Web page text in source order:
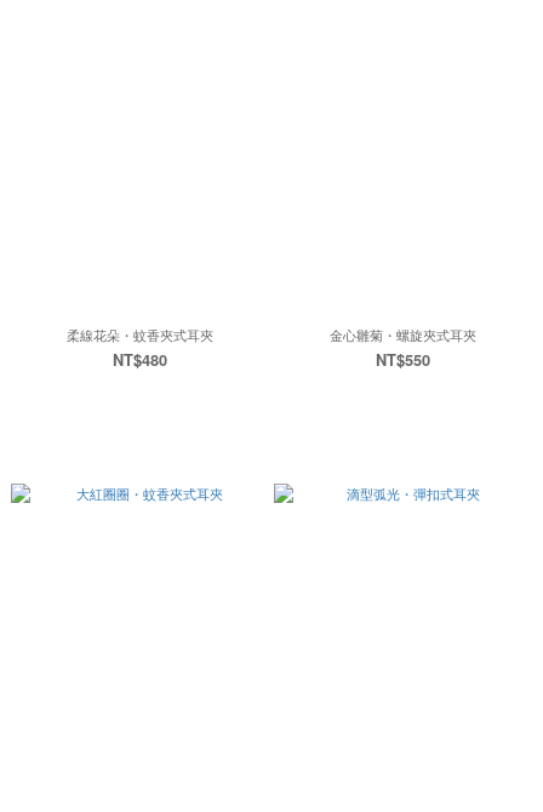
柔線花朵・蚊香夾式耳夾
NT$480
金心雛菊・螺旋夾式耳夾
NT$550